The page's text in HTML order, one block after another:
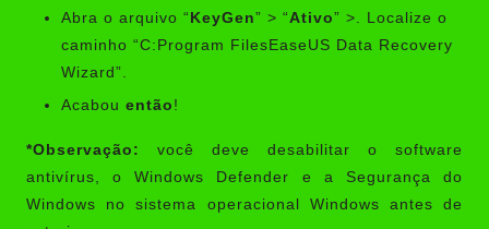
Abra o arquivo “ KeyGen” > “Ativo” >. Localize o
caminho “C:Program FilesEaseUS Data Recovery
Wizard”.
Acabou então !
*Observação:
você deve desabilitar o software
antivírus, o Windows Defender e a Segurança do
Windows no sistema operacional Windows antes de